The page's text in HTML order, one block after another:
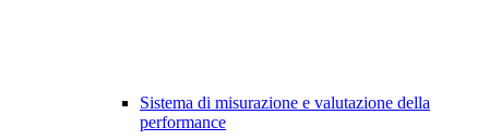
Sistema di misurazione e valutazione della
performance